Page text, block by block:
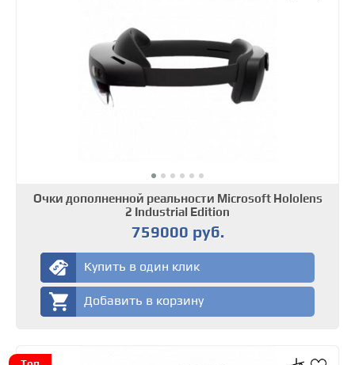
Очки дополненной реальности Microsoft Hololens
2 Industrial Edition
759000 руб.
Купить в один клик
Добавить в корзину